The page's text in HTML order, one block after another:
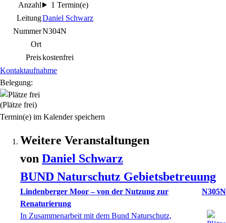
Anzahl
1 Termin(e)
LeitungDaniel Schwarz
NummerN304N
Ort
Preiskostenfrei
Kontaktaufnahme
Belegung:
(Plätze frei)
Termin(e) im Kalender speichern
Weitere Veranstaltungen
von Daniel Schwarz
BUND Naturschutz Gebietsbetreuung
Lindenberger Moor – von der Nutzung zur
Renaturierung
N305N
In Zusammenarbeit mit dem Bund Naturschutz,